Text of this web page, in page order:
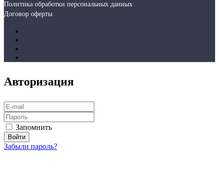
Политика обработки персональных данных
Договор оферты
Авторизация
Запомнить
Забыли пароль?